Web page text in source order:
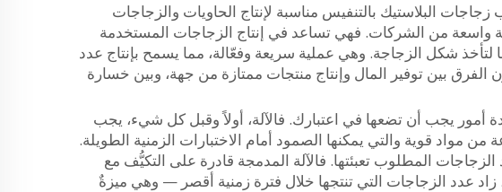
البلاستيك بالتنفيس مناسبة لإنتاج الحاويات والزجاجات
واسعة من الشركات. فهي تساعد في إنتاج الزجاجات المستخدمة
شكل الزجاجة. وهي عملية سريعة وفعّالة، مما يسمح بإنتاج عدد
الفرق بين توفير المال وإنتاج منتجات ممتازة من جهة، وبين خسارة
أمور يجب أن تضعها في اعتبارك. فالآلة، أولاً وقبل كل شيء، يجب
قوية والتي يمكنها الصمود أمام الاختبارات الزمنية الطويلة.
المطلوب تعبئتها. فالآلة المدمجة قادرة على التكيُّف مع
زاد عدد الزجاجات التي تنتجها خلال فترة زمنية أقصر — وهي ميزةٌ